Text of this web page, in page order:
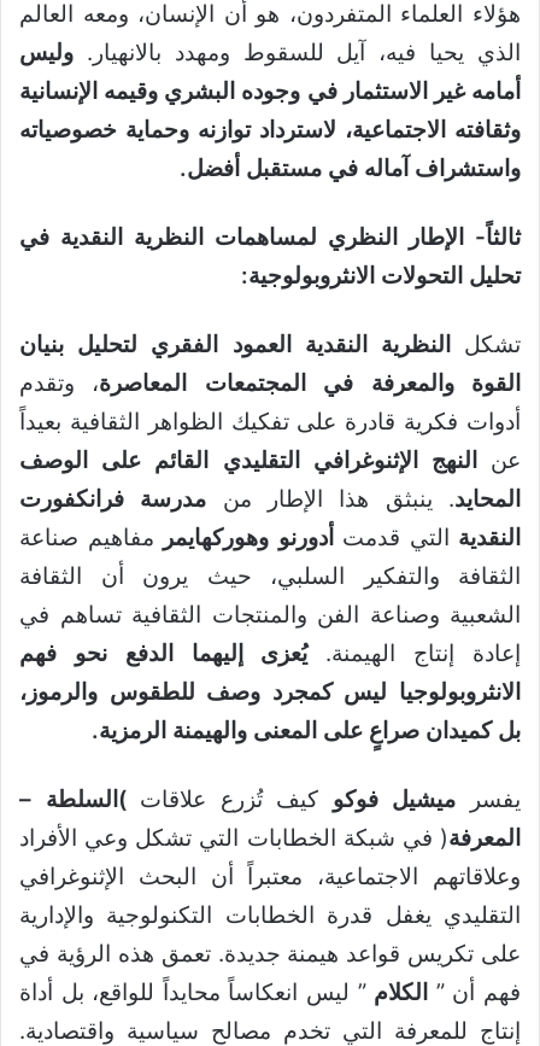
هؤلاء العلماء المتفردون، هو أن الإنسان، ومعه العالم
الذي يحيا فيه، آيل للسقوط ومهدد بالانهيار. وليس
أمامه غير الاستثمار في وجوده البشري وقيمه الإنسانية
وثقافته الاجتماعية، لاسترداد توازنه وحماية خصوصياته
واستشراف آماله في مستقبل أفضل.
ثالثاً- الإطار النظري لمساهمات النظرية النقدية في
تحليل التحولات الانثروبولوجية:
تشكل
النظرية النقدية العمود الفقري لتحليل بنيان
القوة والمعرفة في المجتمعات المعاصرة، وتقدم
أدوات فكرية قادرة على تفكيك الظواهر الثقافية بعيداً
عن
النهج الإثنوغرافي التقليدي القائم على الوصف
المحايد. ينبثق هذا الإطار من مدرسة فرانكفورت
النقدية التي قدمت أدورنو وهوركهايمر مفاهيم صناعة
الثقافة والتفكير السلبي، حيث يرون أن الثقافة
الشعبية وصناعة الفن والمنتجات الثقافية تساهم في
إعادة إنتاج الهيمنة. يُعزى إليهما الدفع نحو فهم
الانثروبولوجيا ليس كمجرد وصف للطقوس والرموز،
بل كميدان صراعٍ على المعنى والهيمنة الرمزية.
يفسر ميشيل فوكو كيف تُزرع علاقات) السلطة –
المعرفة( في شبكة الخطابات التي تشكل وعي الأفراد
وعلاقاتهم الاجتماعية، معتبراً أن البحث الإثنوغرافي
التقليدي يغفل قدرة الخطابات التكنولوجية والإدارية
على تكريس قواعد هيمنة جديدة. تعمق هذه الرؤية في
فهم أن ” الكلام ” ليس انعكاساً محايداً للواقع، بل أداة
إنتاج للمعرفة التي تخدم مصالح سياسية واقتصادية.